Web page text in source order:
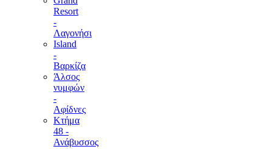
Resort
-
Λαγονήσι
Island
-
Βαρκίζα
Άλσος
νυμφών
-
Αφίδνες
Κτήμα
48 -
Ανάβυσσος